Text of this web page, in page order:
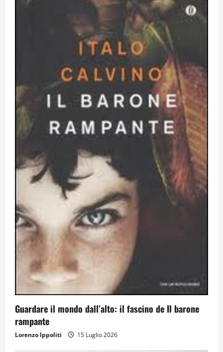
15 Luglio 2026
Guardare il mondo dall’alto: il fascino de Il barone
rampante
Lorenzo Ippoliti 15 Luglio 2026